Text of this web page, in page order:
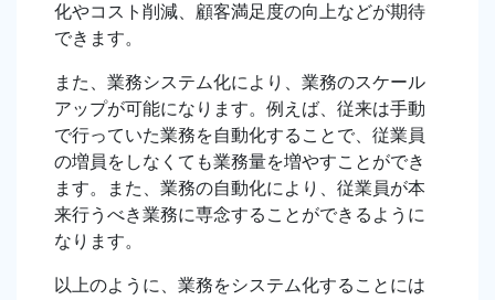
化やコスト削減、顧客満足度の向上などが期待
できます。
また、業務システム化により、業務のスケール
アップが可能になります。例えば、従来は手動
で行っていた業務を自動化することで、従業員
の増員をしなくても業務量を増やすことができ
ます。また、業務の自動化により、従業員が本
来行うべき業務に専念することができるように
なります。
以上のように、業務をシステム化することには